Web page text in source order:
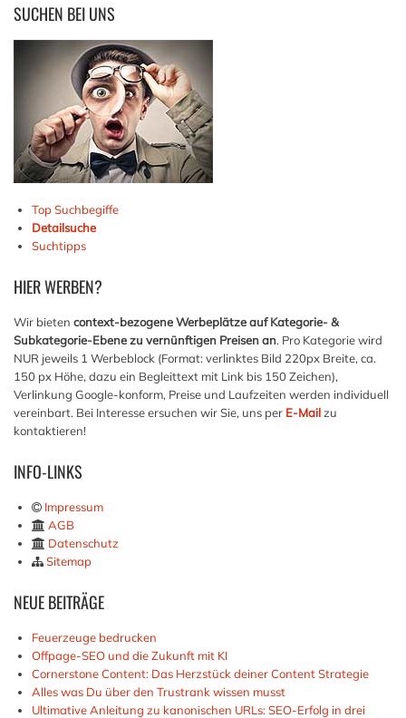
SUCHEN BEI UNS
Top Suchbegiffe
Detailsuche
Suchtipps
HIERWERBEN?
Wir bieten context-bezogene Werbeplätze auf Kategorie- &
Subkategorie-Ebene zu vernünftigen Preisen an. Pro Kategorie wird
NUR jeweils 1 Werbeblock (Format: verlinktes Bild 220px Breite, ca.
150 px Höhe, dazu ein Begleittext mit Link bis 150 Zeichen),
Verlinkung Google-konform, Preise und Laufzeiten werden individuell
vereinbart. Bei Interesse ersuchen wir Sie, uns per E-Mailzu
kontaktieren!
INFO-LINKS
Impressum
AGB
Datenschutz
Sitemap
NEUEBEITRÄGE
Feuerzeuge bedrucken
Offpage-SEO und die Zukunft mit KI
Cornerstone Content: Das Herzstück deiner Content Strategie
Alles was Du über den Trustrank wissen musst
Ultimative Anleitung zu kanonischen URLs: SEO-Erfolg in drei